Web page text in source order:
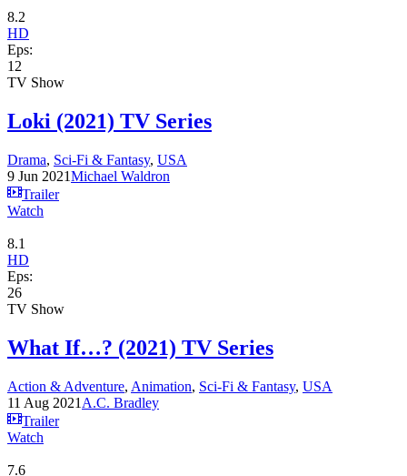
8.2
HD
Eps:
12
TV Show
Loki (2021) TV Series
Drama, Sci-Fi & Fantasy, USA
9 Jun 2021Michael Waldron
Trailer
Watch
8.1
HD
Eps:
26
TV Show
What If…? (2021) TV Series
Action & Adventure, Animation, Sci-Fi & Fantasy, USA
11 Aug 2021 A.C. Bradley
Trailer
Watch
7.6